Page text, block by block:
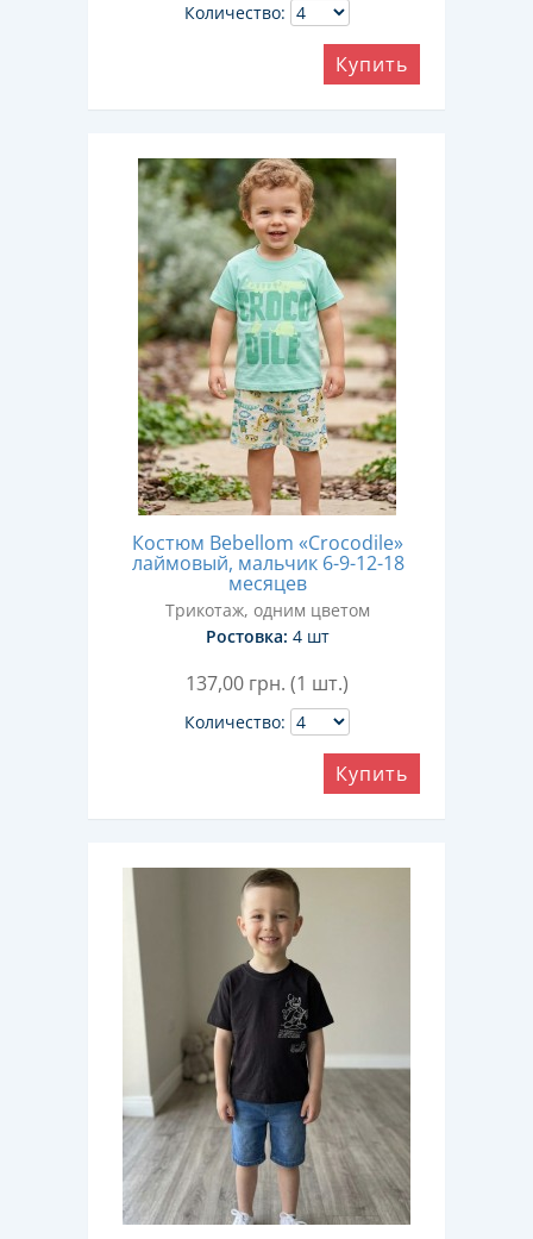
Количество:
Купить
Костюм Bebellom «Crocodile»
лаймовый, мальчик 6-9-12-18
месяцев
Трикотаж, одним цветом
Ростовка: 4 шт
137,00 грн. (1 шт.)
Количество:
Купить